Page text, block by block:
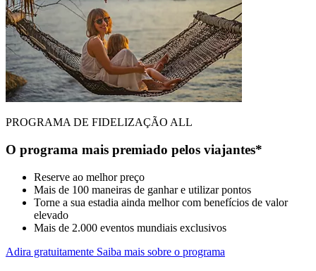
PROGRAMA DE FIDELIZAÇÃO ALL
O programa mais premiado pelos viajantes*
Reserve ao melhor preço
Mais de 100 maneiras de ganhar e utilizar pontos
Torne a sua estadia ainda melhor com benefícios de valor
elevado
Mais de 2.000 eventos mundiais exclusivos
Adira gratuitamente Saiba mais sobre o programa